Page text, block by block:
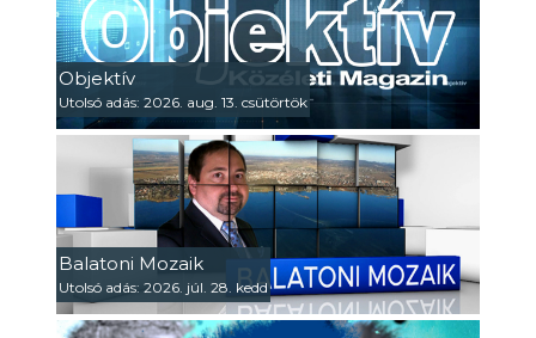
Objektív
Utolsó adás: 2026. aug. 13. csütörtök
Balatoni Mozaik
Utolsó adás: 2026. júl. 28. kedd